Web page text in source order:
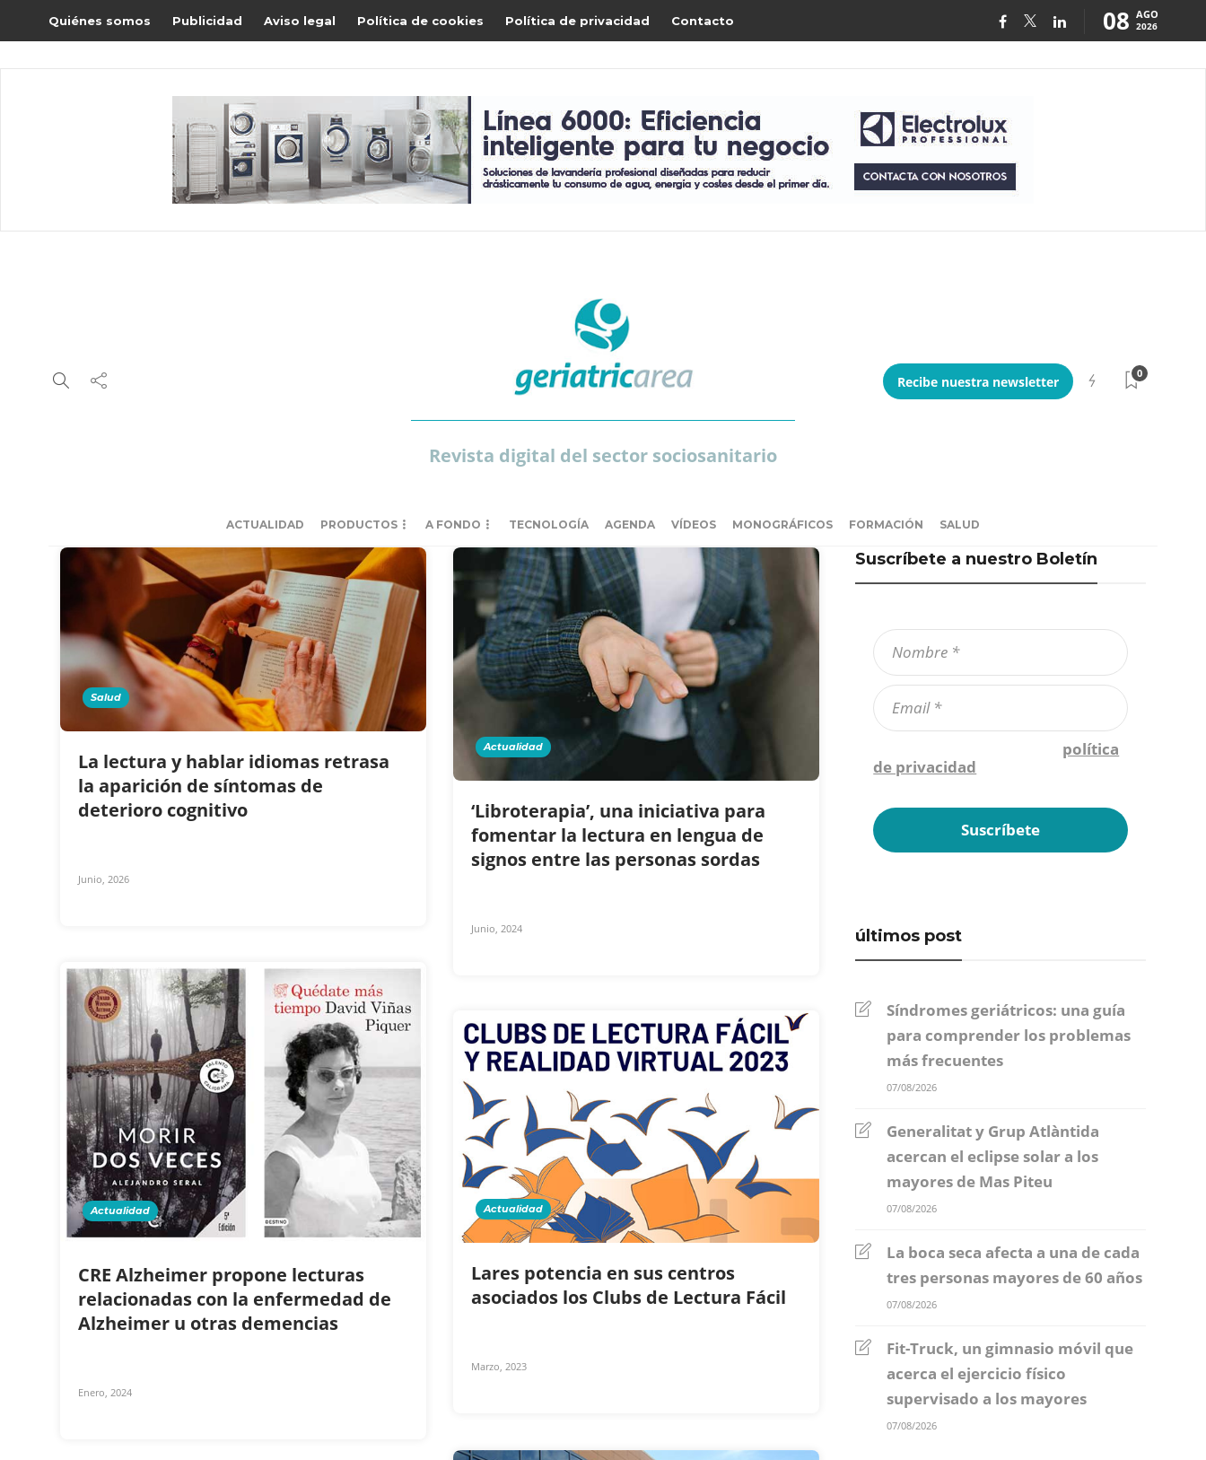
Quiénes somos Publicidad Aviso legal Política de cookies Política de privacidad Contacto 08 AGO
2026
Revista digital del sector sociosanitario
Recibe nuestra newsletter
0
ACTUALIDAD PRODUCTOS A FONDO TECNOLOGÍA AGENDA VÍDEOS MONOGRÁFICOS FORMACIÓN SALUD
Salud
La lectura y hablar idiomas retrasa
la aparición de síntomas de
deterioro cognitivo
Junio, 2026
Actualidad
‘Libroterapia’, una iniciativa para
fomentar la lectura en lengua de
signos entre las personas sordas
Junio, 2024
Actualidad
CRE Alzheimer propone lecturas
relacionadas con la enfermedad de
Alzheimer u otras demencias
Enero, 2024
Actualidad
Lares potencia en sus centros
asociados los Clubs de Lectura Fácil
Marzo, 2023
Suscríbete a nuestro Boletín
política
de privacidad
últimos post
Síndromes geriátricos: una guía
para comprender los problemas
más frecuentes
07/08/2026
Generalitat y Grup Atlàntida
acercan el eclipse solar a los
mayores de Mas Piteu
07/08/2026
La boca seca afecta a una de cada
tres personas mayores de 60 años
07/08/2026
Fit-Truck, un gimnasio móvil que
acerca el ejercicio físico
supervisado a los mayores
07/08/2026